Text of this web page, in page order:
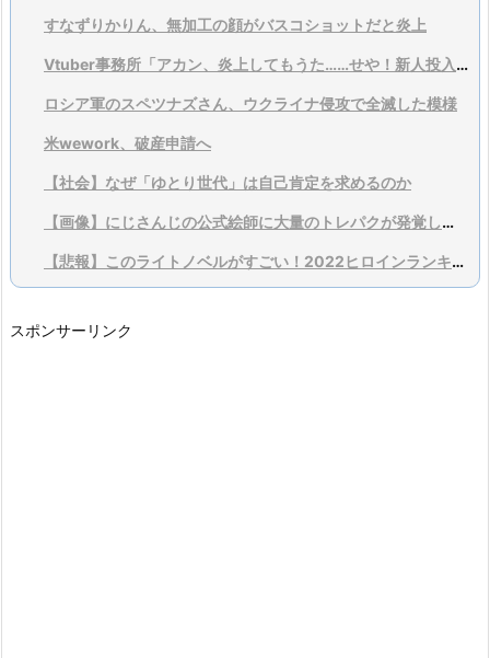
すなずりかりん、無加工の顔がバスコショットだと炎上
Vtuber事務所「アカン、炎上してもうた……せや！新人投入とゲーム大会乱発や！」
ロシア軍のスペツナズさん、ウクライナ侵攻で全滅した模様
米wework、破産申請へ
【社会】なぜ「ゆとり世代」は自己肯定を求めるのか
【画像】にじさんじの公式絵師に大量のトレパクが発覚してしまうw w w w w
【悲報】このライトノベルがすごい！2022ヒロインランキング。ついに御坂美琴を破りあのヒロインが１位
スポンサーリンク